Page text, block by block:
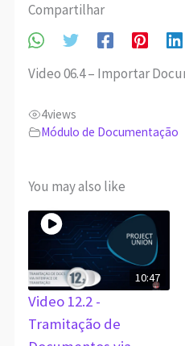
Compartilhar
Video 06.4 – Importar
4views
Módulo de Documentação
You may also like
10:47
Video 12.2 -
Tramitação de